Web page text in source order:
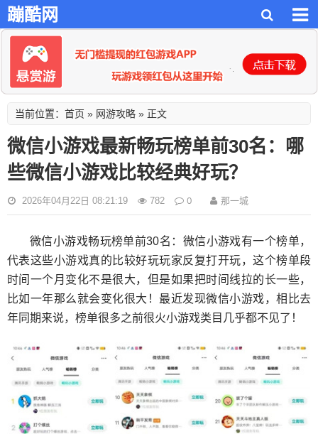
蹦酷网
当前位置： 首页 » 网游攻略 » 正文
微信小游戏最新畅玩榜单前30名：哪
些微信小游戏比较经典好玩？
2026年04月22日 08:21:19 782 0 那一城
微信小游戏畅玩榜单前30名：微信小游戏有一个榜单，
代表这些小游戏真的比较好玩玩家反复打开玩，这个榜单段
时间一个月变化不是很大，但是如果把时间线拉的长一些，
比如一年那么就会变化很大！最近发现微信小游戏，相比去
年同期来说，榜单很多之前很火小游戏类目几乎都不见了！